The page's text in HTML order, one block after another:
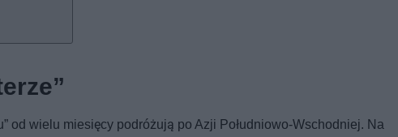
od wielu miesięcy podróżują po Azji Południowo-Wschodniej. Na